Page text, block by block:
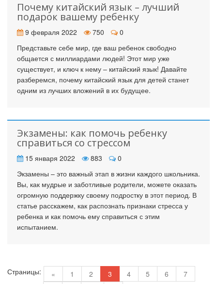
Почему китайский язык – лучший
подарок вашему ребенку
9 февраля 2022 750
0
Представьте себе мир, где ваш ребенок свободно
общается с миллиардами людей! Этот мир уже
существует, и ключ к нему – китайский язык! Давайте
разберемся, почему китайский язык для детей станет
одним из лучших вложений в их будущее.
Экзамены: как помочь ребенку
справиться со стрессом
15 января 2022 883
0
Экзамены – это важный этап в жизни каждого школьника.
Вы, как мудрые и заботливые родители, можете оказать
огромную поддержку своему подростку в этот период. В
статье расскажем, как распознать признаки стресса у
ребенка и как помочь ему справиться с этим
испытанием.
Страницы: « 1 2 3 4 5 6
7